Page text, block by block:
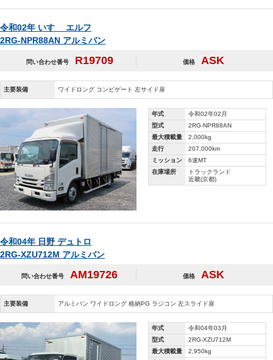
令和02年 いすゞ エルフ
2RG-NPR88AN アルミバン
問い合わせ番号 R19709 価格 ASK
主要装備 ワイドロング コンビゲート 左サイド扉
年式
令和02年02月
型式
2RG-NPR88AN
最大積載量
2,000kg
走行
207,000km
ミッション
6速MT
在庫場所
トラックランド
近畿(京都)
令和04年 日野 デュトロ
2RG-XZU712M アルミバン
問い合わせ番号 AM19726 価格 ASK
主要装備 アルミバン ワイドロング 格納PG ラジコン 左スライド扉
年式
令和04年03月
型式
2RG-XZU712M
最大積載量
2,950kg